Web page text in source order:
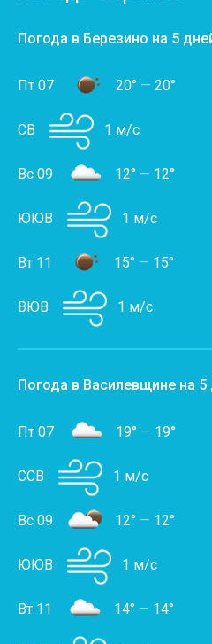
Погода в Березино на 5
Пт 07 20° — 20°
СВ 1 м/с
Вс 09 12° — 12°
ЮЮВ 1 м/с
Вт 11 15° — 15°
ВЮВ 1 м/с
Погода в Василевщине на 5
Пт 07 19° — 19°
ССВ 1 м/с
Вс 09 12° — 12°
ЮЮВ 1 м/с
Вт 11 14° — 14°